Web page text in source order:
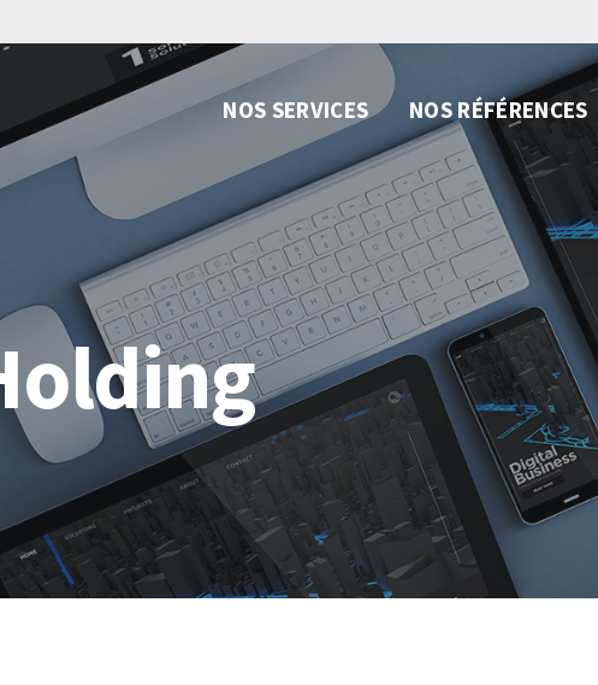
NOS SERVICES NOS RÉFÉRENCES